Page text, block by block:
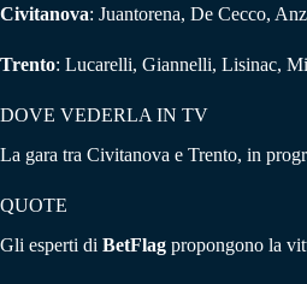
Civitanova: Juantorena, De Cecco,
Trento: Lucarelli, Giannelli, Lisinac,
DOVE VEDERLA IN TV
La gara tra Civitanova e Trento, in
QUOTE
Gli esperti di BetFlag propongono la